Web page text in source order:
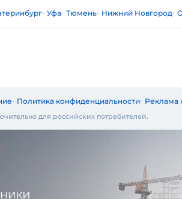
Уфа Тюмень Нижний Новгород
Политика конфиденциальности Реклама
для российских потребителей.